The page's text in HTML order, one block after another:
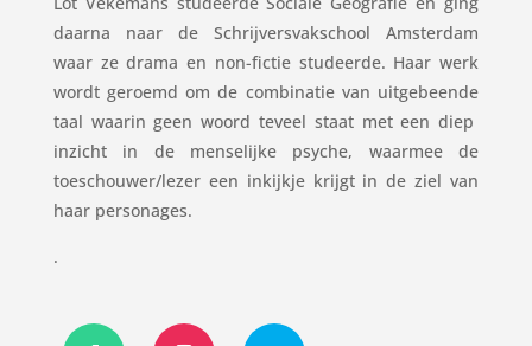
daarna naar de Schrijversvakschool Amsterdam
waar ze drama en non-fictie studeerde. Haar werk
wordt geroemd om de combinatie van uitgebeende
taal waarin geen woord teveel staat met een diep
inzicht in de menselijke psyche, waarmee de
toeschouwer/lezer een inkijkje krijgt in de ziel van
haar personages.
.